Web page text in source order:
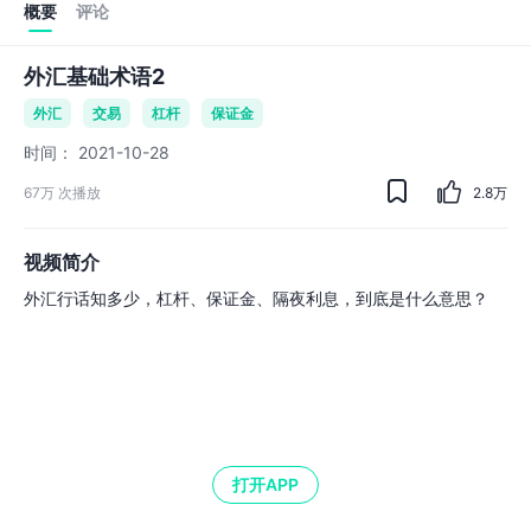
概要 评论
外汇基础术语2
外汇 交易 杠杆 保证金
时间 ： 2021-10-28
67万 次播放 2.8万
视频简介
外汇行话知多少，杠杆、保证金、隔夜利息，到底是什么意思？
打开APP